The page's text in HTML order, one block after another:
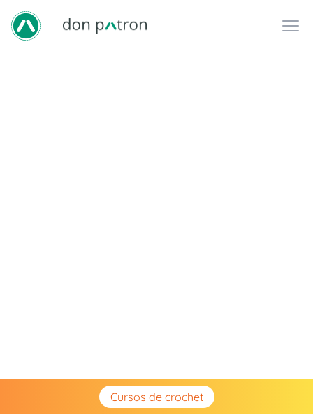
Cursos de crochet